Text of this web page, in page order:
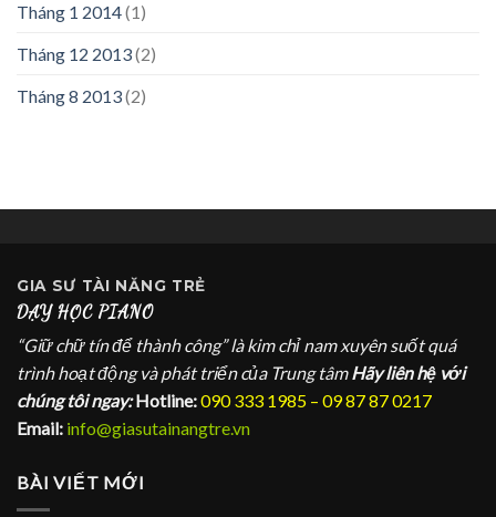
Tháng 1 2014(1)
Tháng 12 2013(2)
Tháng 8 2013(2)
GIA SƯ TÀI NĂNG TRẺ
DẠY HỌC PIANO
“Giữ chữ tín để thành công” là kim chỉ nam xuyên suốt quá
trình hoạt động và phát triển của Trung tâm Hãy liên hệ với
chúng tôi ngay: Hotline:090 333 1985 – 09 87 87 0217
Email: info@giasutainangtre.vn
BÀI VIẾT MỚI